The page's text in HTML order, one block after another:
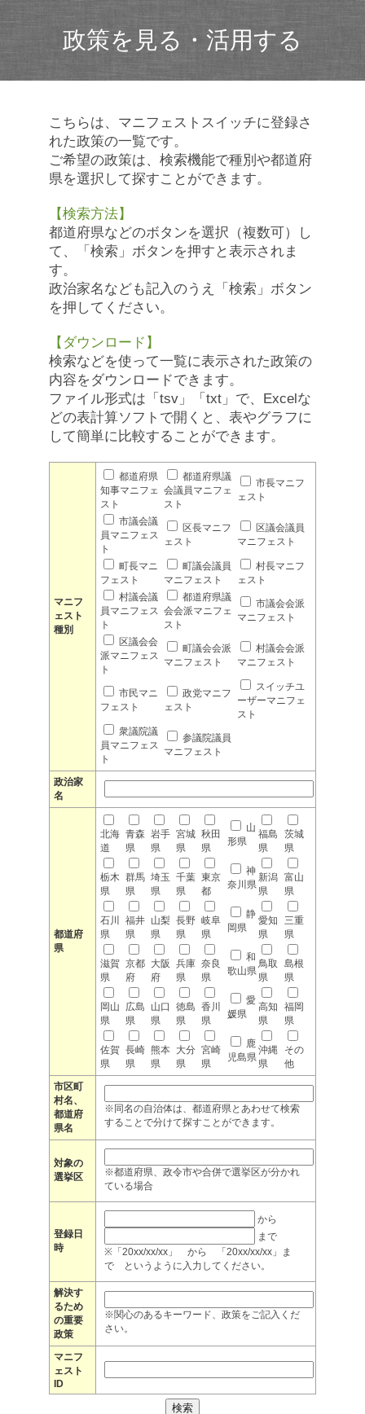
政策を見る・活用する
こちらは、マニフェストスイッチに登録さ
れた政策の一覧です。
ご希望の政策は、検索機能で種別や都道府
県を選択して探すことができます。
【検索方法】
都道府県などのボタンを選択（複数可）し
て、「検索」ボタンを押すと表示されま
す。
政治家名なども記入のうえ「検索」ボタン
を押してください。
【ダウンロード】
検索などを使って一覧に表示された政策の
内容をダウンロードできます。
ファイル形式は「tsv」「txt」で、Excelな
どの表計算ソフトで開くと、表やグラフに
して簡単に比較することができます。
マニフ
ェスト
種別
都道府県
知事マニフェ
スト
都道府県議
会議員マニフェ
スト
市長マニフ
ェスト
市議会議
員マニフェス
ト
区長マニフ
ェスト
区議会議員
マニフェスト
町長マニ
フェスト
町議会議員
マニフェスト
村長マニフ
ェスト
村議会議
員マニフェス
ト
都道府県議
会会派マニフェ
スト
市議会会派
マニフェスト
区議会会
派マニフェス
ト
町議会会派
マニフェスト
村議会会派
マニフェスト
市民マニ
フェスト
政党マニフ
ェスト
スイッチユ
ーザーマニフェ
スト
衆議院議
員マニフェス
ト
参議院議員
マニフェスト
政治家
名
都道府
県
北海
道
青森
県
岩手
県
宮城
県
秋田
県
山
形県
福島
県
茨城
県
栃木
県
群馬
県
埼玉
県
千葉
県
東京
都
神
奈川県
新潟
県
富山
県
石川
県
福井
県
山梨
県
長野
県
岐阜
県
静
岡県
愛知
県
三重
県
滋賀
県
京都
府
大阪
府
兵庫
県
奈良
県
和
歌山県
鳥取
県
島根
県
岡山
県
広島
県
山口
県
徳島
県
香川
県
愛
媛県
高知
県
福岡
県
佐賀
県
長崎
県
熊本
県
大分
県
宮崎
県
鹿
児島県
沖縄
県
その
他
市区町
村名、
都道府
県名
※同名の自治体は、都道府県とあわせて検索
することで分けて探すことができます。
対象の
選挙区
※都道府県、政令市や合併で選挙区が分かれ
ている場合
登録日
時
から
まで
※「20xx/xx/xx」 から 「20xx/xx/xx」ま
で というように入力してください。
解決す
るため
の重要
政策
※関心のあるキーワード、政策をご記入くだ
さい。
マニフ
ェスト
ID